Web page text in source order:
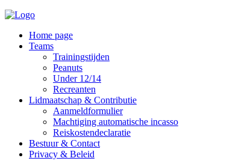
Home page
Teams
Trainingstijden
Peanuts
Under 12/14
Recreanten
Lidmaatschap & Contributie
Aanmeldformulier
Machtiging automatische incasso
Reiskostendeclaratie
Bestuur & Contact
Privacy & Beleid